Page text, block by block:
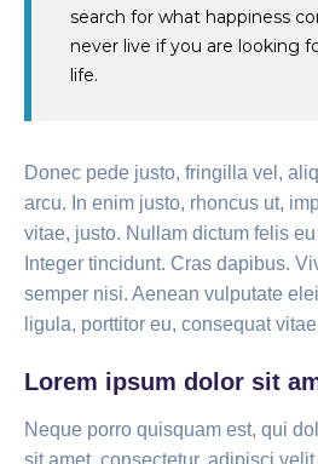
search for what happiness
never live if you are looking
life.
Donec pede justo, fringilla vel,
arcu. In enim justo, rhoncus ut,
vitae, justo. Nullam dictum felis
Integer tincidunt. Cras dapibus.
semper nisi. Aenean vulputate
ligula, porttitor eu, consequat
Lorem ipsum dolor sit
Neque porro quisquam est, qui
sit amet, consectetur, adipisci